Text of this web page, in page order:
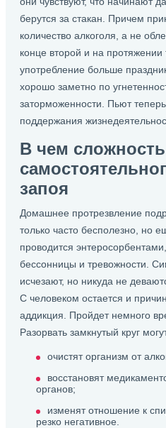
берутся за стакан. Причем
количество алкоголя, а не
конце второй и на протяжении
употребление больше
хорошо заметно по
заторможенности. Пьют
поддержания
В чем сложность
запоя
Домашнее протрезвление
только часто бесполезно, но
проводится
бессонницы и тревожности.
исчезают, но никуда не
С человеком остается и
аддикция. Пройдет немного
Разорвать замкнутый круг
очистят организм от
восстановят
органов;
изменят отношение к
резко негативное.